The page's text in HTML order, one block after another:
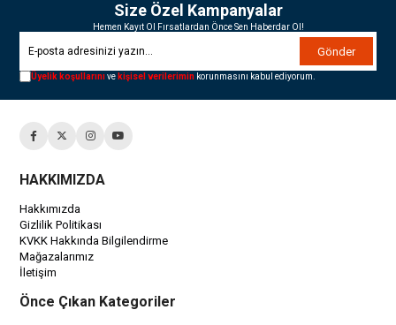
Size Özel Kampanyalar
Hemen Kayıt Ol Fırsatlardan Önce Sen Haberdar Ol!
Gönder
Üyelik koşullarınıve kişisel verilerimin korunmasını kabul ediyorum.
HAKKIMIZDA
Hakkımızda
Gizlilik Politikası
KVKK Hakkında Bilgilendirme
Mağazalarımız
İletişim
Önce Çıkan Kategoriler